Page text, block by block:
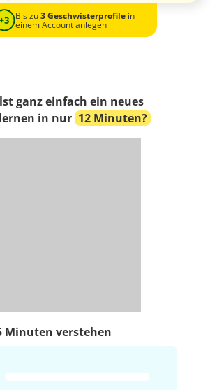
Bis zu3 Geschwisterprofilein
einem Account anlegen
ganz einfach ein neues
in nur 12 Minuten?
Minuten verstehen